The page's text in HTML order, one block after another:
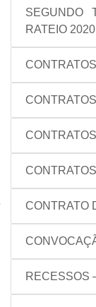
SEGUNDO
RATEIO 2020
CONTRATO
RECESSOS